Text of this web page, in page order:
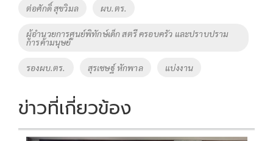
o
k
Li
n
k
Tags
ต่อศักดิ์ สุขวิมล ผบ.ตร.
ผู้อำนวยการศูนย์พิทักษ์เด็ก สตรี ครอบครัว และปราบปราม
การค้ามนุษย์
รองผบ.ตร. สุรเชษฐ์ หักพาล แบ่งงาน
ข่าวที่เกี่ยวข้อง